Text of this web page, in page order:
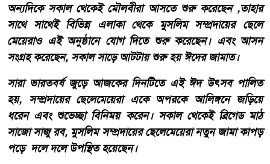
অন্যদিকে সকাল থেকেই মৌলবীরা আসতে শুরু করেছেন ,তাহার
সাথে সাথেই বিভিন্ন এলাকা থেকে মুসলিম সম্প্রদায়ের ছেলে
মেয়েরাও এই অনুষ্ঠানে যোগ দিতে শুরু করেছেন। এবং আসন
সংগ্রহ করেছেন, সকাল সাড়ে আটটায় শুরু হয় ঈদের জামাত।
সারা ভারতবর্ষ জুড়ে আজকের দিনটিতে এই ঈদ উৎসব পালিত
হয়, সম্প্রদায়ের ছেলেমেয়েরা একে অপরকে আলিঙ্গনে জড়িয়ে
ধরেন এবং শুভেচ্ছা বিনিময় করেন। সকাল থেকেই ব্রিগেড মাঠ
সাজো সাজু রব, মুসলিম সম্প্রদায়ের ছেলেমেয়েরা নতুন জামা‌ কাপড়
পড়ে দলে দলে উপস্থিত হয়েছেন।